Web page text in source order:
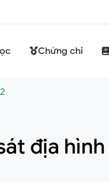
Chứng chỉ
địa hình